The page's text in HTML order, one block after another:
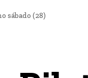
sábado (28)